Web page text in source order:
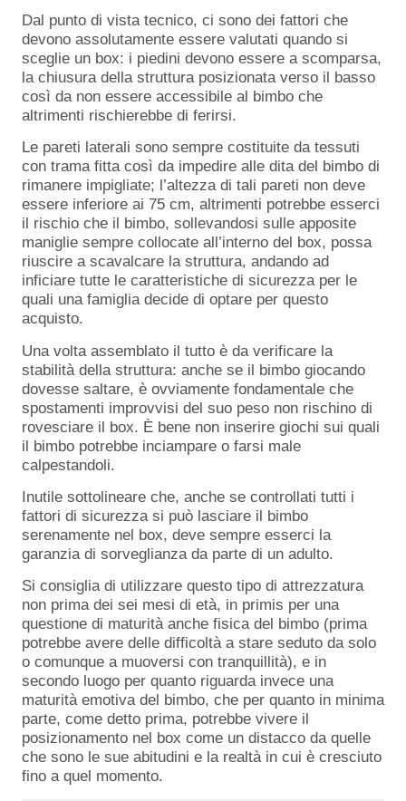
Dal punto di vista tecnico, ci sono dei fattori che
devono assolutamente essere valutati quando si
sceglie un box: i piedini devono essere a scomparsa,
la chiusura della struttura posizionata verso il basso
così da non essere accessibile al bimbo che
altrimenti rischierebbe di ferirsi.
Le pareti laterali sono sempre costituite da tessuti
con trama fitta così da impedire alle dita del bimbo di
rimanere impigliate; l’altezza di tali pareti non deve
essere inferiore ai 75 cm, altrimenti potrebbe esserci
il rischio che il bimbo, sollevandosi sulle apposite
maniglie sempre collocate all’interno del box, possa
riuscire a scavalcare la struttura, andando ad
inficiare tutte le caratteristiche di sicurezza per le
quali una famiglia decide di optare per questo
acquisto.
Una volta assemblato il tutto è da verificare la
stabilità della struttura: anche se il bimbo giocando
dovesse saltare, è ovviamente fondamentale che
spostamenti improvvisi del suo peso non rischino di
rovesciare il box. È bene non inserire giochi sui quali
il bimbo potrebbe inciampare o farsi male
calpestandoli.
Inutile sottolineare che, anche se controllati tutti i
fattori di sicurezza si può lasciare il bimbo
serenamente nel box, deve sempre esserci la
garanzia di sorveglianza da parte di un adulto.
Si consiglia di utilizzare questo tipo di attrezzatura
non prima dei sei mesi di età, in primis per una
questione di maturità anche fisica del bimbo (prima
potrebbe avere delle difficoltà a stare seduto da solo
o comunque a muoversi con tranquillità), e in
secondo luogo per quanto riguarda invece una
maturità emotiva del bimbo, che per quanto in minima
parte, come detto prima, potrebbe vivere il
posizionamento nel box come un distacco da quelle
che sono le sue abitudini e la realtà in cui è cresciuto
fino a quel momento.